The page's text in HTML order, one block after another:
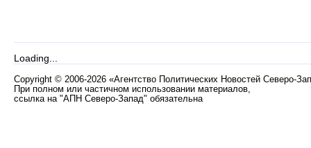
Loading...
Copyright © 2006-2026 «Агентство Политических Новостей Северо-
При полном или частичном использовании материалов,
ссылка на "АПН Северо-Запад" обязательна